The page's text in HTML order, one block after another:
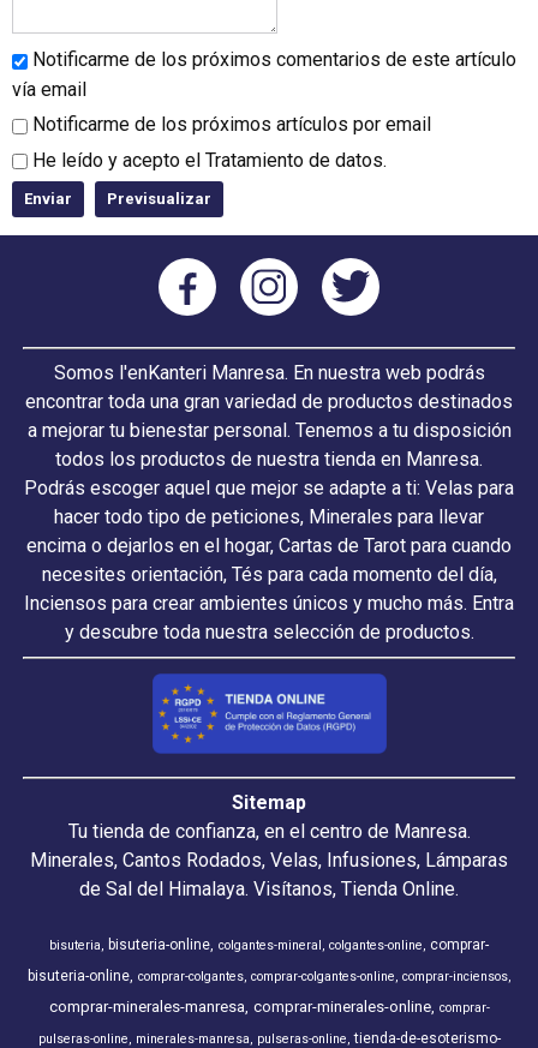
Notificarme de los próximos comentarios de este artículo
vía email
Notificarme de los próximos artículos por email
He leído y acepto el Tratamiento de datos.
Somos l'enKanteri Manresa. En nuestra web podrás
encontrar toda una gran variedad de productos destinados
a mejorar tu bienestar personal. Tenemos a tu disposición
todos los productos de nuestra tienda en Manresa.
Podrás escoger aquel que mejor se adapte a ti: Velas para
hacer todo tipo de peticiones, Minerales para llevar
encima o dejarlos en el hogar, Cartas de Tarot para cuando
necesites orientación, Tés para cada momento del día,
Inciensos para crear ambientes únicos y mucho más. Entra
y descubre toda nuestra selección de productos.
Sitemap
Tu tienda de confianza, en el centro de Manresa.
Minerales, Cantos Rodados, Velas, Infusiones, Lámparas
de Sal del Himalaya. Visítanos, Tienda Online.
bisuteria bisuteria-online colgantes-mineral colgantes-online
comprar-
bisuteria-online comprar-colgantes comprar-colgantes-online comprar-inciensos
comprar-minerales-manresa comprar-minerales-online comprar-
pulseras-online
minerales-manresa pulseras-online tienda-de-esoterismo-